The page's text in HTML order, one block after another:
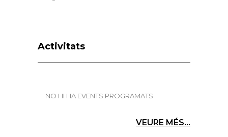
Activitats
NO HI HA EVENTS PROGRAMATS
VEURE MÉS...